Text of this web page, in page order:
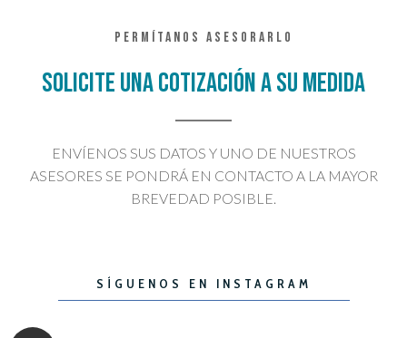
PERMÍTANOS ASESORARLO
SOLICITE UNA COTIZACIÓN A SU MEDIDA
ENVÍENOS SUS DATOS Y UNO DE NUESTROS
ASESORES SE PONDRÁ EN CONTACTO A LA MAYOR
BREVEDAD POSIBLE.
SÍGUENOS EN INSTAGRAM